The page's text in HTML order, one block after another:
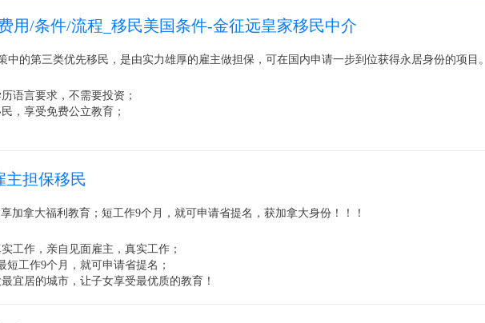
用/条件/流程_移民美国条件-金征远皇家移民中介
中的第三类优先移民，是由实力雄厚的雇主做担保，可在国内申请一步到位获得永居身份的项目。
语言要求，不需要投资；
，享受免费公立教育；
主担保移民
加拿大福利教育；短工作9个月，就可申请省提名，获加拿大身份！！！
工作，亲自见面雇主，真实工作；
短工作9个月，就可申请省提名；
宜居的城市，让子女享受最优质的教育！